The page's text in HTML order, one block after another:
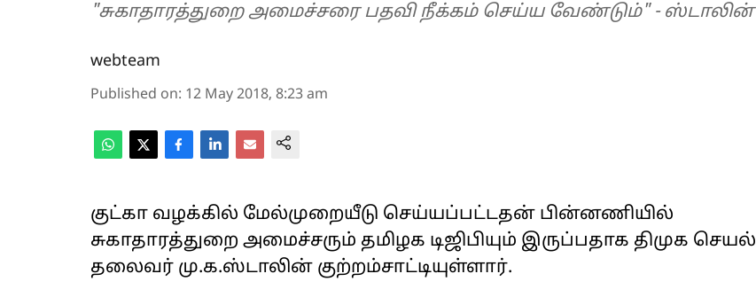
"சுகாதாரத்துறை அமைச்சரை பதவி நீக்கம் செய்ய வேண்டும்" - ஸ்டாலின்
webteam
Published on: 12 May 2018, 8:23 am
குட்கா வழக்கில் மேல்முறையீடு செய்யப்பட்டதன் பின்னணியில்
சுகாதாரத்துறை அமைச்சரும் தமிழக டிஜிபியும் இருப்பதாக திமுக செயல்
தலைவர் மு.க.ஸ்டாலின் குற்றம்சாட்டியுள்ளார்.